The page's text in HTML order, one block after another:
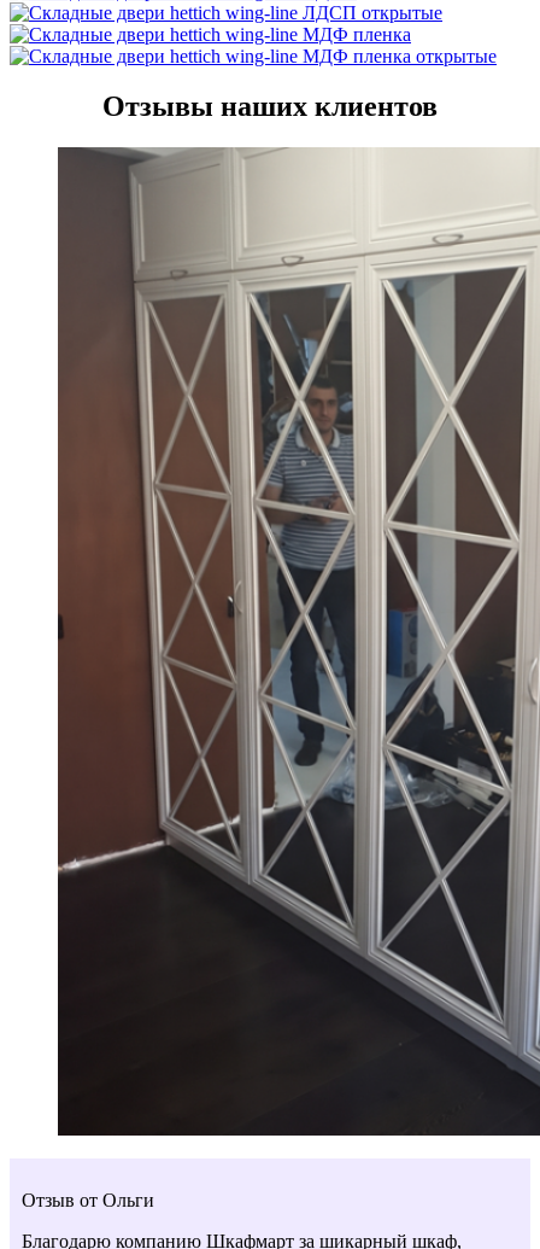
Отзывы наших клиентов
Отзыв от Ольги
Благодарю компанию Шкафмарт за шикарный шкаф,